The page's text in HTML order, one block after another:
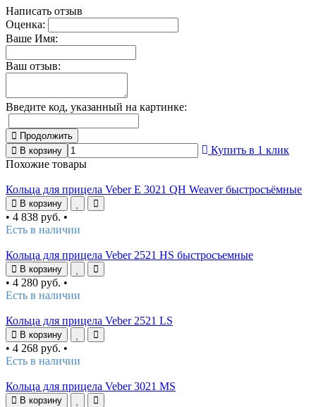
Написать отзыв
Оценка:
Ваше Имя:
Ваш отзыв:
Введите код, указанный на картинке:
Продолжить
В корзину
Купить в 1 клик
Похожие товары
Кольца для прицела Veber E 3021 QH Weaver быстросъёмные
В корзину
• 4 838 руб. •
Есть в наличии
Кольца для прицела Veber 2521 HS быстросъемные
В корзину
• 4 280 руб. •
Есть в наличии
Кольца для прицела Veber 2521 LS
В корзину
• 4 268 руб. •
Есть в наличии
Кольца для прицела Veber 3021 MS
В корзину